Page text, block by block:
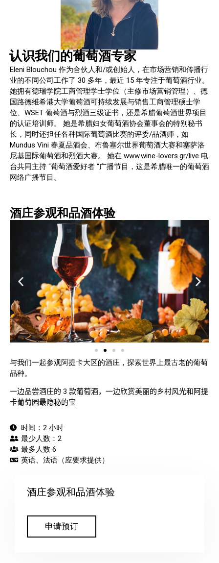
认识我们的葡萄酒专家
Eleni Blouchou 作为合伙人和/或创始人，在市场营销和传播行
业的不同公司工作了 30 多年，最近 15 年专注于葡萄酒行业。
她拥有德瑞学院工商管理学士学位（主修市场营销管理）、德
国路德维希港大学葡萄酒可持续发展与销售工商管理硕士学
位、WSET 葡萄酒与烈酒三级证书，还是希腊葡萄酒世界项目
的认证培训师。 她是希腊妇女葡萄酒协会董事会的特别秘书
长，同时还担任各种国际葡萄酒比赛的评委/品酒师，如
Mundus Vini 春夏品酒会、布鲁塞尔世界葡萄酒大赛和塞萨洛
尼基国际葡萄酒和烈酒大赛。 她在 www.wine-lovers.gr/live 电
台共同主持 “葡萄酒爱好者 “广播节目，这是希腊唯一的葡萄酒
网络广播节目。
酒庄参观和品酒体验
与我们一起参观阿提卡大区的酒庄，探索世界上最古老的葡萄
品种。
一边品尝酒庄的 3 款葡萄酒，一边欣赏美丽的乡村风光和阿提
卡葡萄园最隐秘的宝
时间：2 小时
最少人数：2
最多人数 6
英语、法语（应要求提供）
酒庄参观和品酒体验
申请预订